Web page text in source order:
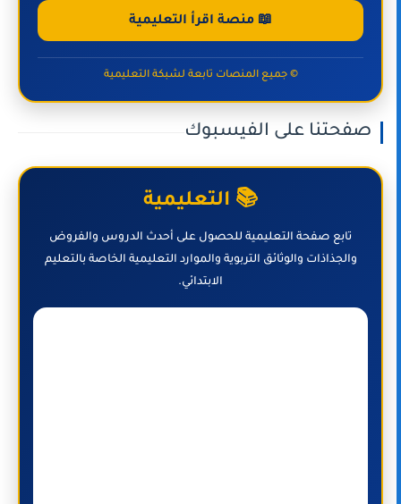
📖 منصة اقرأ التعليمية
© جميع المنصات تابعة لشبكة التعليمية
صفحتنا على الفيسبوك
📚 التعليمية
تابع صفحة التعليمية للحصول على أحدث الدروس والفروض
والجذاذات والوثائق التربوية والموارد التعليمية الخاصة بالتعليم
الابتدائي.